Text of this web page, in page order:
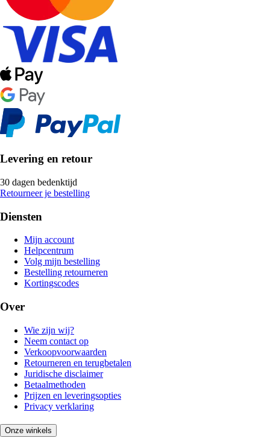
Levering en retour
30 dagen bedenktijd
Retourneer je bestelling
Diensten
Mijn account
Helpcentrum
Volg mijn bestelling
Bestelling retourneren
Kortingscodes
Over
Wie zijn wij?
Neem contact op
Verkoopvoorwaarden
Retourneren en terugbetalen
Juridische disclaimer
Betaalmethoden
Prijzen en leveringsopties
Privacy verklaring
Onze winkels